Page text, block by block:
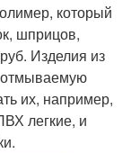
который
шприцов,
Изделия из
отмываемую
их, например,
легкие, и